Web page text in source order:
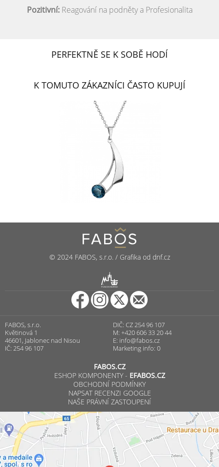
Pozitivní:Reagování na podněty a Profesionalita
PERFEKTNĚ SE K SOBĚ HODÍ
K TOMUTO ZÁKAZNÍCI ČASTO KUPUJÍ
© 2024 FABOS, s.r.o. / Grafika od dnf.cz
PUNCOVNÍ ÚŘAD
FABOS, s.r.o.
Květinová 1
46601, Jablonec nad Nisou
IČ: 254 96 107
DIČ: CZ 254 96 107
M: +420 606 33 20 44
E: info@fabos.cz
Marketing info: 0
FABOS.CZ
ESHOP KOMPONENTY - EFABOS.CZ
OBCHODNÍ PODMÍNKY
NAPSAT RECENZI GOOGLE
NAŠE PRÁVNÍ ZASTOUPENÍ